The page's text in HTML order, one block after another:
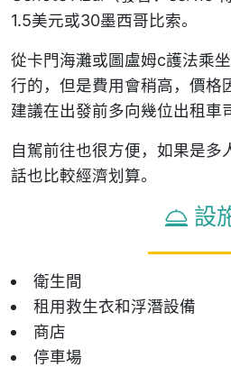
1.5美元或30墨西哥比索。
從卡門海灘或圖盧姆c護法乘
行的，但是費用會稍高，價格
建議在出發前多向幾位出租車
自駕前往也很方便，如果是多
話也比較經濟划算。
設
衛生間
租用救生衣和浮潛設備
商店
停車場